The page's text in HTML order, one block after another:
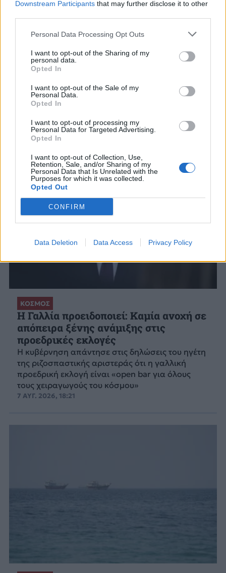
Downstream Participants that may further disclose it to other
Personal Data Processing Opt Outs
I want to opt-out of the Sharing of my
personal data.
Opted In
I want to opt-out of the Sale of my
Personal Data.
Opted In
I want to opt-out of processing my
Personal Data for Targeted Advertising.
Opted In
I want to opt-out of Collection, Use,
Retention, Sale, and/or Sharing of my
Personal Data that Is Unrelated with the
Purposes for which it was collected.
Opted Out
CONFIRM
Data Deletion Data Access Privacy Policy
Ισπανία: Η Ιταλία να θέσει σε πλήρη
ισχύ η Συνθήκη του Σένγκεν – «Δεν
δεχόμαστε τελεσίγραφα» απάντησε η
Μελόνι
Μετά την κρίση της Θέουτα, η κυβέρνηση Μελόνι
αποφάσισε να παύσει προσωρινά την ισχύ της
Συμφωνίας του Σένγκεν με τη Μαδρίτη
7 ΑΥΓ. 2026, 18:55
ΚΟΣΜΟΣ
Η Γαλλία προειδοποιεί: Καμία ανοχή σε
απόπειρα ξένης ανάμιξης στις
προεδρικές εκλογές
Η κυβέρνηση απάντησε στις δηλώσεις του ηγέτη
της ριζοσπαστικής αριστεράς ότι η γαλλική
προεδρική εκλογή είναι «open bar για όλους
τους χειραγωγούς του κόσμου»
7 ΑΥΓ. 2026, 18:21